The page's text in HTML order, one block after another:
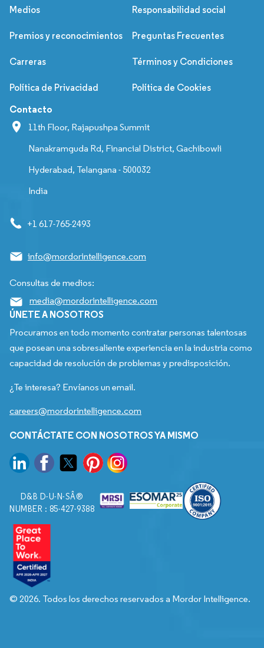
Medios Responsabilidad social
Premios y reconocimientos Preguntas Frecuentes
Carreras Términos y Condiciones
Política de Privacidad Política de Cookies
Contacto
11th Floor, Rajapushpa Summit
Nanakramguda Rd, Financial District, Gachibowli
Hyderabad, Telangana - 500032
India
+1 617-765-2493
info@mordorintelligence.com
Consultas de medios:
media@mordorintelligence.com
ÚNETE A NOSOTROS
Procuramos en todo momento contratar personas talentosas
que posean una sobresaliente experiencia en la industria como
capacidad de resolución de problemas y predisposición.
¿Te interesa? Envíanos un email.
careers@mordorintelligence.com
CONTÁCTATE CON NOSOTROS YA MISMO
D&B D-U-N-SÂ®
NUMBER : 85-427-9388
© 2026. Todos los derechos reservados a Mordor Intelligence.